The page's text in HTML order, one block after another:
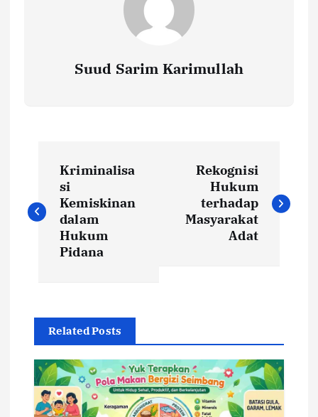
Suud Sarim Karimullah
a
v
s
Kriminalisa
si
Kemiskinan
dalam
Hukum
Pidana
Rekognisi
Hukum
terhadap
Masyarakat
Adat
Related Posts